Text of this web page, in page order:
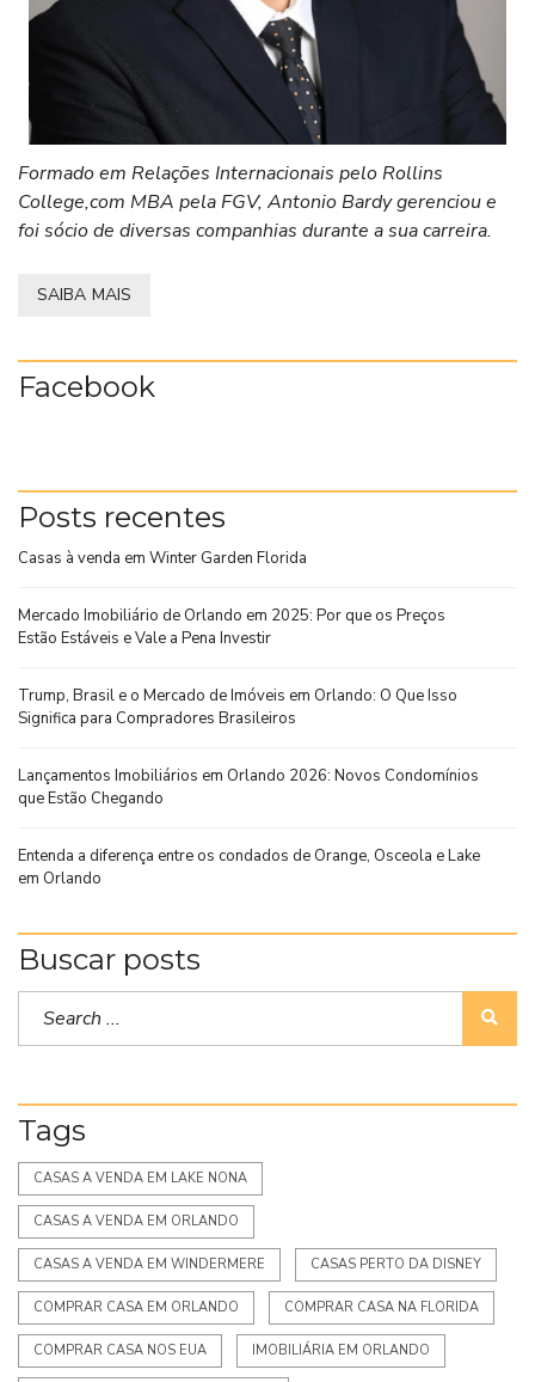
Formado em Relações Internacionais pelo Rollins
College,com MBA pela FGV, Antonio Bardy gerenciou e
foi sócio de diversas companhias durante a sua carreira.
SAIBA MAIS
Facebook
Posts recentes
Casas à venda em Winter Garden Florida
Mercado Imobiliário de Orlando em 2025: Por que os Preços
Estão Estáveis e Vale a Pena Investir
Trump, Brasil e o Mercado de Imóveis em Orlando: O Que Isso
Significa para Compradores Brasileiros
Lançamentos Imobiliários em Orlando 2026: Novos Condomínios
que Estão Chegando
Entenda a diferença entre os condados de Orange, Osceola e Lake
em Orlando
Buscar posts
Tags
CASAS A VENDA EM LAKE NONA
CASAS A VENDA EM ORLANDO
CASAS A VENDA EM WINDERMERE CASAS PERTO DA DISNEY
COMPRAR CASA EM ORLANDO COMPRAR CASA NA FLORIDA
COMPRAR CASA NOS EUA IMOBILIÁRIA EM ORLANDO